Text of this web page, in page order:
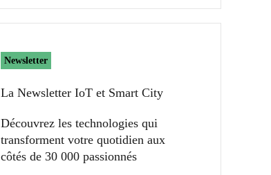
Newsletter
La Newsletter IoT et Smart City​
Découvrez les technologies qui
transforment votre quotidien aux
côtés de 30 000 passionnés